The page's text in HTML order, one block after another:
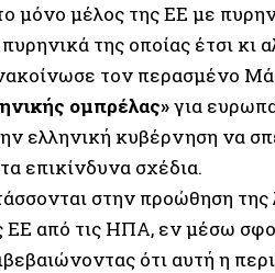
μόνο μέλος της ΕΕ με
της οποίας έτσι κι
τον περασμένο
ομπρέλας»για
ελληνική κυβέρνηση να
επικίνδυνα σχέδια.
στην προώθηση
ΕΕ από τις ΗΠΑ, εν μέσω
ότι αυτή η